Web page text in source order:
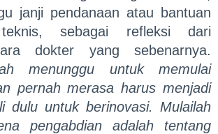
janji pendanaan atau bantuan
sebagai refleksi dari
dokter yang sebenarnya.
menunggu untuk memulai
pernah merasa harus menjadi
dulu untuk berinovasi. Mulailah
pengabdian adalah tentang